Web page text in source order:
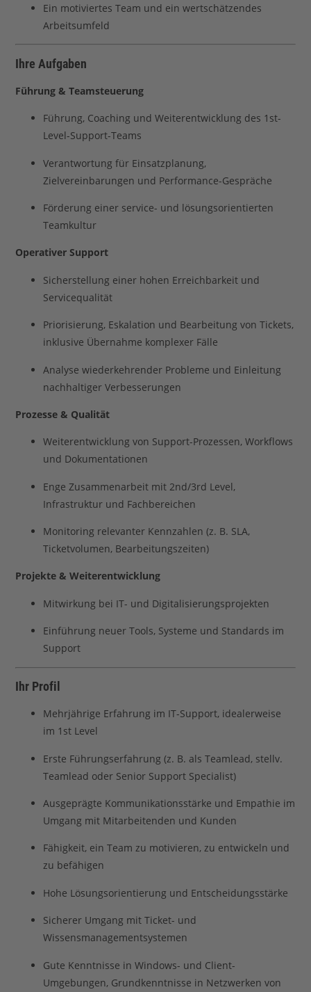
Ein motiviertes Team und ein wertschätzendes
Arbeitsumfeld
Ihre Aufgaben
Führung & Teamsteuerung
Führung, Coaching und Weiterentwicklung des 1st-
Level-Support-Teams
Verantwortung für Einsatzplanung,
Zielvereinbarungen und Performance-Gespräche
Förderung einer service- und lösungsorientierten
Teamkultur
Operativer Support
Sicherstellung einer hohen Erreichbarkeit und
Servicequalität
Priorisierung, Eskalation und Bearbeitung von Tickets,
inklusive Übernahme komplexer Fälle
Analyse wiederkehrender Probleme und Einleitung
nachhaltiger Verbesserungen
Prozesse & Qualität
Weiterentwicklung von Support-Prozessen, Workflows
und Dokumentationen
Enge Zusammenarbeit mit 2nd/3rd Level,
Infrastruktur und Fachbereichen
Monitoring relevanter Kennzahlen (z. B. SLA,
Ticketvolumen, Bearbeitungszeiten)
Projekte & Weiterentwicklung
Mitwirkung bei IT- und Digitalisierungsprojekten
Einführung neuer Tools, Systeme und Standards im
Support
Ihr Profil
Mehrjährige Erfahrung im IT-Support, idealerweise
im 1st Level
Erste Führungserfahrung (z. B. als Teamlead, stellv.
Teamlead oder Senior Support Specialist)
Ausgeprägte Kommunikationsstärke und Empathie im
Umgang mit Mitarbeitenden und Kunden
Fähigkeit, ein Team zu motivieren, zu entwickeln und
zu befähigen
Hohe Lösungsorientierung und Entscheidungsstärke
Sicherer Umgang mit Ticket- und
Wissensmanagementsystemen
Gute Kenntnisse in Windows- und Client-
Umgebungen, Grundkenntnisse in Netzwerken von